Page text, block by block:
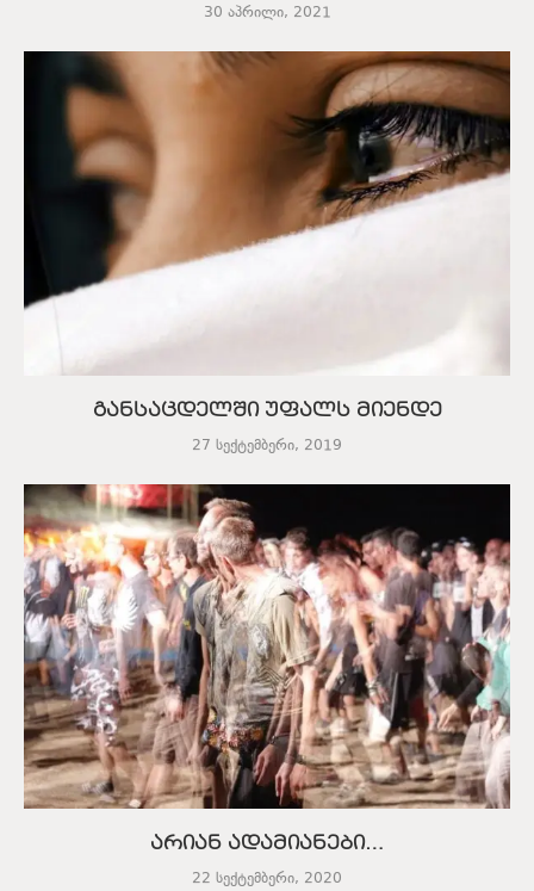
30 აპრილი, 2021
განსაცდელში უფალს მიენდე
27 სექტემბერი, 2019
არიან ადამიანები…
22 სექტემბერი, 2020